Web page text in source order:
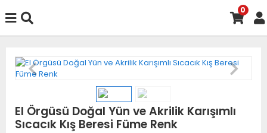
0
El Örgüsü Doğal Yün ve Akrilik Karışımlı
Sıcacık Kış Beresi Füme Renk